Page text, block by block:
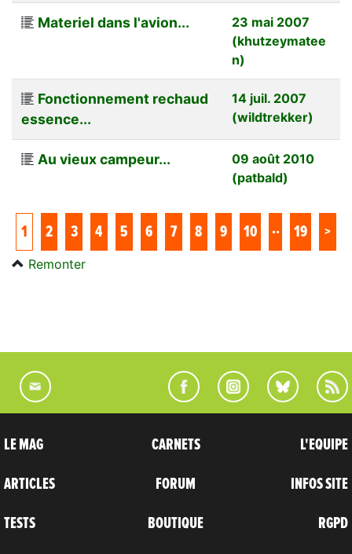
Materiel dans l'avion...
23 mai 2007
(khutzeymatee
n)
Fonctionnement rechaud
essence...
14 juil. 2007
(wildtrekker)
Au vieux campeur...
09 août 2010
(patbald)
1 2 3 4 5 6 7 8 9 10 .. 19 >
Remonter
LE MAG
ARTICLES
TESTS
CARNETS
FORUM
BOUTIQUE
L'EQUIPE
INFOS SITE
RGPD